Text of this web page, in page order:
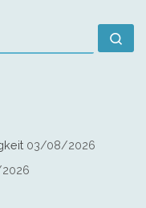
03/08/2026